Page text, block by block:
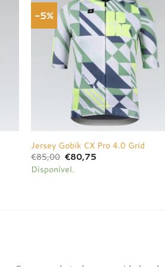
-5%
Adicionar
à lista de
desejos
Jersey Gobik CX Pro 4.0 Grid
€85,00 O
preço
original
€80,75
Disponível.